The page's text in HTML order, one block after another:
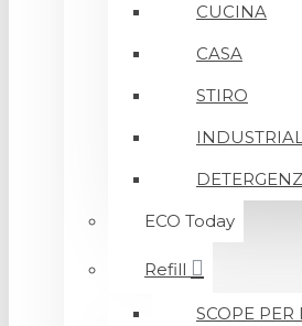
CUCINA
CASA
STIRO
ECO Today
Refill
SCOPE PER